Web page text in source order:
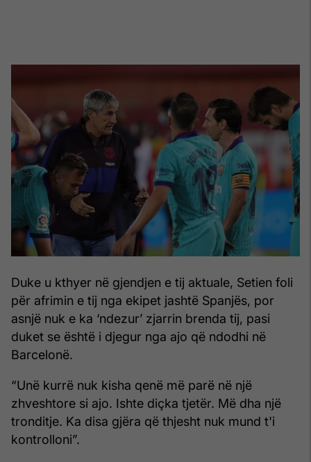
Duke u kthyer në gjendjen e tij aktuale, Setien foli
për afrimin e tij nga ekipet jashtë Spanjës, por
asnjë nuk e ka ‘ndezur’ zjarrin brenda tij, pasi
duket se është i djegur nga ajo që ndodhi në
Barcelonë.
“Unë kurrë nuk kisha qenë më parë në një
zhveshtore si ajo. Ishte diçka tjetër. Më dha një
tronditje. Ka disa gjëra që thjesht nuk mund t'i
kontrolloni”.